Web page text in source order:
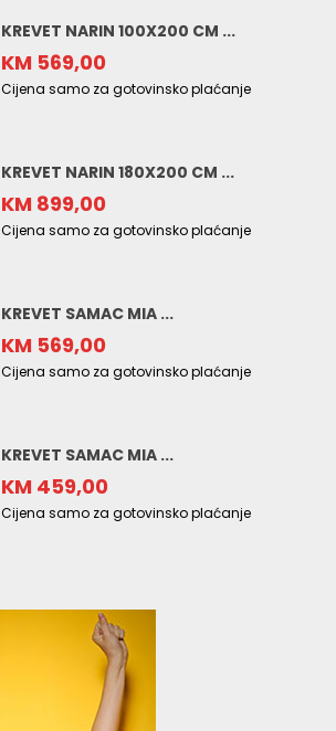
KREVET NARIN 100X200 CM ...
KM 569,00
Cijena samo za gotovinsko plaćanje
KREVET NARIN 180X200 CM ...
KM 899,00
Cijena samo za gotovinsko plaćanje
KREVET SAMAC MIA ...
KM 569,00
Cijena samo za gotovinsko plaćanje
KREVET SAMAC MIA ...
KM 459,00
Cijena samo za gotovinsko plaćanje